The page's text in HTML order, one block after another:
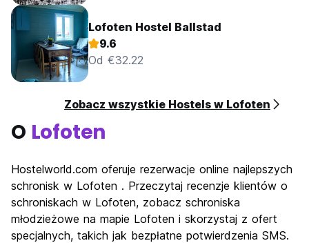
Lofoten Hostel Ballstad
9.6
Od €32.22
Zobacz wszystkie Hostels w Lofoten
O Lofoten
Hostelworld.com oferuje rezerwacje online najlepszych
schronisk w Lofoten . Przeczytaj recenzje klientów o
schroniskach w Lofoten, zobacz schroniska
młodzieżowe na mapie Lofoten i skorzystaj z ofert
specjalnych, takich jak bezpłatne potwierdzenia SMS.